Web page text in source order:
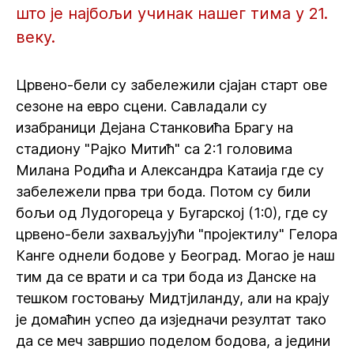
што је најбољи учинак нашег тима у 21.
веку.
Црвено-бели су забележили сјајан старт ове
сезоне на евро сцени. Савладали су
изабраници Дејана Станковића Брагу на
стадиону "Рајко Митић" са 2:1 головима
Милана Родића и Александра Катаија где су
забележели прва три бода. Потом су били
бољи од Лудогореца у Бугарској (1:0), где су
црвено-бели захваљујући "пројектилу" Гелора
Канге однели бодове у Београд. Могао је наш
тим да се врати и са три бода из Данске на
тешком гостовању Мидтјиланду, али на крају
је домаћин успео да изједначи резултат тако
да се меч завршио поделом бодова, а једини